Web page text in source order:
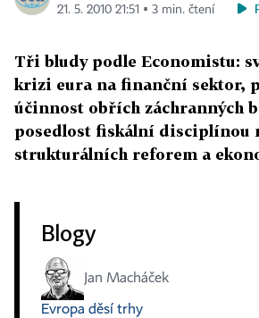
21. 5. 2010 21:51 ▪ 3 min. čtení
Tři bludy podle Economistu:
krizi eura na finanční sektor,
účinnost obřích záchranných
posedlost fiskální disciplínou
strukturálních reforem a
Blogy
Jan Macháček
Evropa děsí trhy